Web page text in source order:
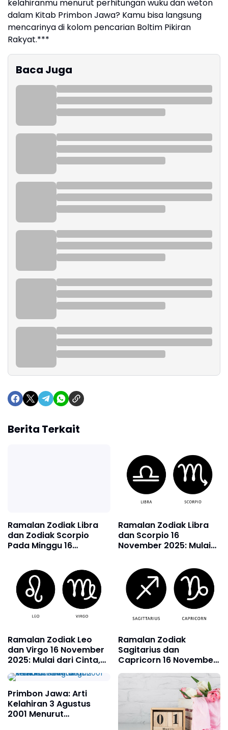
kelahiranmu menurut perhitungan wuku dan weton
dalam Kitab Primbon Jawa? Kamu bisa langsung
mencarinya di kolom pencarian Boltim Pikiran
Rakyat.***
Baca Juga
Berita Terkait
dan Zodiak Scorpio
Pada Minggu 16
November 2025,
Menjadi Nyata!
Ramalan Zodiak Libra
dan Scorpio 16
November 2025: Mulai
Kesehatan dan
Keuangan
Ramalan Zodiak Leo
dan Virgo 16 November
2025: Mulai dari Cinta,
Karir, Kesehatan dan
Keuangan
Ramalan Zodiak
Sagitarius dan
Capricorn 16 November
2025: Mulai dari Cinta,
Karir, Kesehatan dan
Keuangan
Primbon Jawa: Arti
Kelahiran 3 Agustus
2001 Menurut